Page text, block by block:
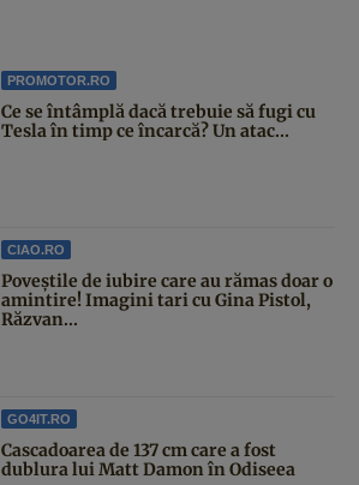
PROMOTOR.RO
Ce se întâmplă dacă trebuie să fugi cu
Tesla în timp ce încarcă? Un atac...
CIAO.RO
Poveştile de iubire care au rămas doar o
amintire! Imagini tari cu Gina Pistol,
Răzvan...
GO4IT.RO
Cascadoarea de 137 cm care a fost
dublura lui Matt Damon în Odiseea